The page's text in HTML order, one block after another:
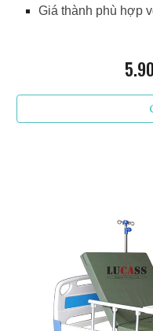
Giá thành phù hợp
5.9